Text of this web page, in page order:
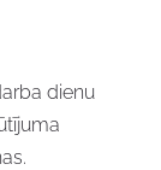
dienu